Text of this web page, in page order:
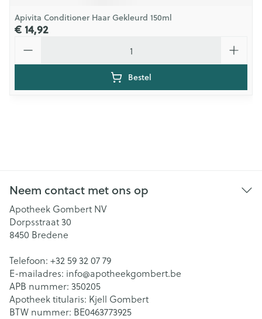
Apivita Conditioner Haar Gekleurd 150ml
€ 14,92
Bestel
Neem contact met ons op
Apotheek Gombert NV
Dorpsstraat 30
8450 Bredene
Telefoon: +32 59 32 07 79
E-mailadres: info@apotheekgombert.be
APB nummer: 350205
Apotheek titularis: Kjell Gombert
BTW nummer: BE0463773925